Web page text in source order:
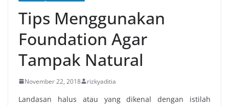
Tips Menggunakan
Foundation Agar
Tampak Natural
November 22, 2018 rizkyaditia
Landasan halus atau yang dikenal dengan istilah